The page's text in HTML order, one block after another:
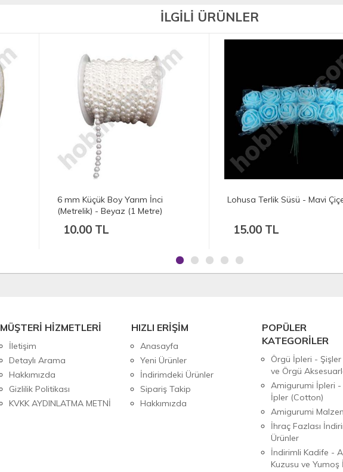
İLGİLİ ÜRÜNLER
Lohusa Terlik Süsü - Mavi Çiçek
15.00 TL
4 mm Küçük Boy Yarım İnci
7.50 TL
MÜŞTERİ HİZMETLERİ
İletişim
Detaylı Arama
Hakkımızda
Gizlilik Politikası
KVKK AYDINLATMA METNİ
HIZLI ERİŞİM
Anasayfa
Yeni Ürünler
İndirimdeki Ürünler
Sipariş Takip
Hakkımızda
POPÜLER
KATEGORİLER
Örgü İpleri - Şişler
ve Örgü
Amigurumi İpleri -
İpler (Cotton)
Amigurumi
İhraç Fazlası
Ürünler
İndirimli Kadife -
Kuzusu ve Yumoş